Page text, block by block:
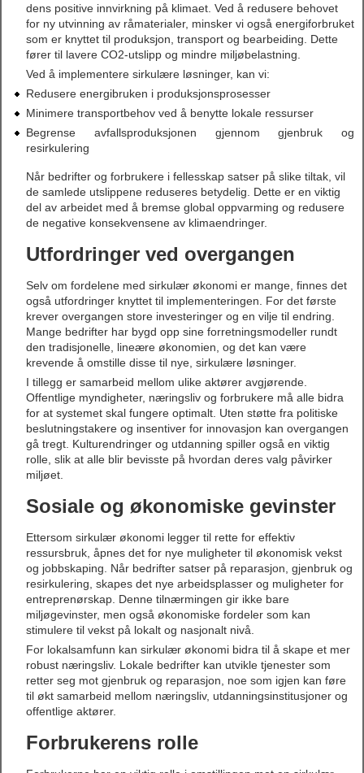
dens positive innvirkning på klimaet. Ved å redusere behovet
for ny utvinning av råmaterialer, minsker vi også energiforbruket
som er knyttet til produksjon, transport og bearbeiding. Dette
fører til lavere CO2-utslipp og mindre miljøbelastning.
Ved å implementere sirkulære løsninger, kan vi:
Redusere energibruken i produksjonsprosesser
Minimere transportbehov ved å benytte lokale ressurser
Begrense avfallsproduksjonen gjennom gjenbruk og
resirkulering
Når bedrifter og forbrukere i fellesskap satser på slike tiltak, vil
de samlede utslippene reduseres betydelig. Dette er en viktig
del av arbeidet med å bremse global oppvarming og redusere
de negative konsekvensene av klimaendringer.
Utfordringer ved overgangen
Selv om fordelene med sirkulær økonomi er mange, finnes det
også utfordringer knyttet til implementeringen. For det første
krever overgangen store investeringer og en vilje til endring.
Mange bedrifter har bygd opp sine forretningsmodeller rundt
den tradisjonelle, lineære økonomien, og det kan være
krevende å omstille disse til nye, sirkulære løsninger.
I tillegg er samarbeid mellom ulike aktører avgjørende.
Offentlige myndigheter, næringsliv og forbrukere må alle bidra
for at systemet skal fungere optimalt. Uten støtte fra politiske
beslutningstakere og insentiver for innovasjon kan overgangen
gå tregt. Kulturendringer og utdanning spiller også en viktig
rolle, slik at alle blir bevisste på hvordan deres valg påvirker
miljøet.
Sosiale og økonomiske gevinster
Ettersom sirkulær økonomi legger til rette for effektiv
ressursbruk, åpnes det for nye muligheter til økonomisk vekst
og jobbskaping. Når bedrifter satser på reparasjon, gjenbruk og
resirkulering, skapes det nye arbeidsplasser og muligheter for
entreprenørskap. Denne tilnærmingen gir ikke bare
miljøgevinster, men også økonomiske fordeler som kan
stimulere til vekst på lokalt og nasjonalt nivå.
For lokalsamfunn kan sirkulær økonomi bidra til å skape et mer
robust næringsliv. Lokale bedrifter kan utvikle tjenester som
retter seg mot gjenbruk og reparasjon, noe som igjen kan føre
til økt samarbeid mellom næringsliv, utdanningsinstitusjoner og
offentlige aktører.
Forbrukerens rolle